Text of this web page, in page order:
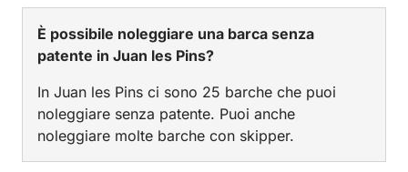
È possibile noleggiare una barca senza
patente in Juan les Pins?
In Juan les Pins ci sono 25 barche che puoi
noleggiare senza patente. Puoi anche
noleggiare molte barche con skipper.